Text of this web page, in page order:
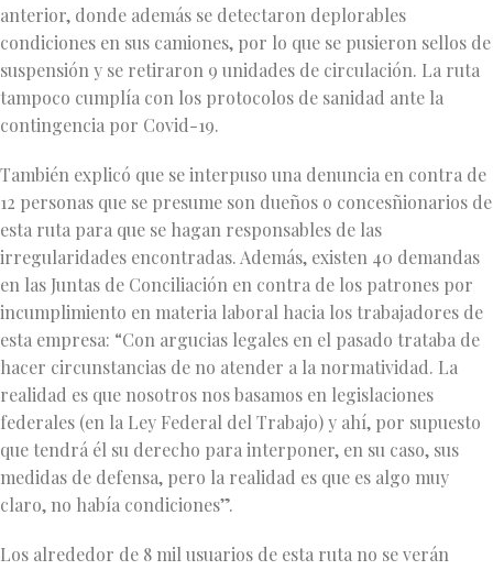
anterior, donde además se detectaron deplorables
condiciones en sus camiones, por lo que se pusieron sellos de
suspensión y se retiraron 9 unidades de circulación. La ruta
tampoco cumplía con los protocolos de sanidad ante la
contingencia por Covid-19.
También explicó que se interpuso una denuncia en contra de
12 personas que se presume son dueños o concesñionarios de
esta ruta para que se hagan responsables de las
irregularidades encontradas. Además, existen 40 demandas
en las Juntas de Conciliación en contra de los patrones por
incumplimiento en materia laboral hacia los trabajadores de
esta empresa: “Con argucias legales en el pasado trataba de
hacer circunstancias de no atender a la normatividad. La
realidad es que nosotros nos basamos en legislaciones
federales (en la Ley Federal del Trabajo) y ahí, por supuesto
que tendrá él su derecho para interponer, en su caso, sus
medidas de defensa, pero la realidad es que es algo muy
claro, no había condiciones”.
Los alrededor de 8 mil usuarios de esta ruta no se verán